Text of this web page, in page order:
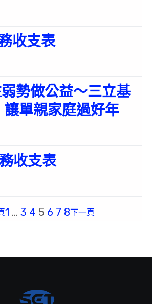
收支表
勢做公益～三立基
單親家庭過好年
收支表
1 … 3 4 5 6 7 8下一頁